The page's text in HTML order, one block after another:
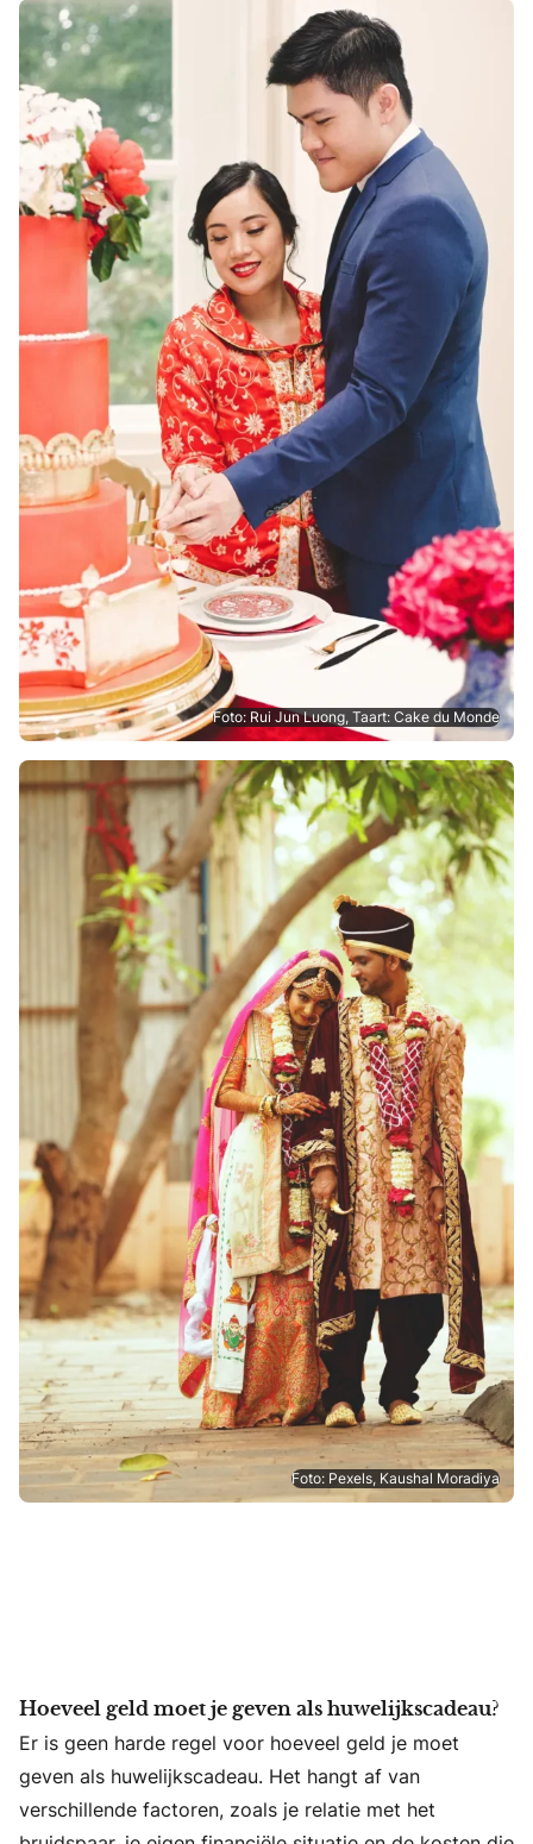
Foto: Rui Jun Luong, Taart: Cake du Monde
Foto: Pexels, Kaushal Moradiya
Hoeveel geld moet je geven als huwelijkscadeau?
Er is geen harde regel voor hoeveel geld je moet
geven als huwelijkscadeau. Het hangt af van
verschillende factoren, zoals je relatie met het